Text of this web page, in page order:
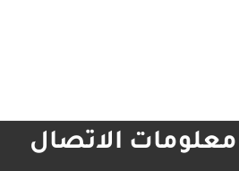
معلومات الاتصال